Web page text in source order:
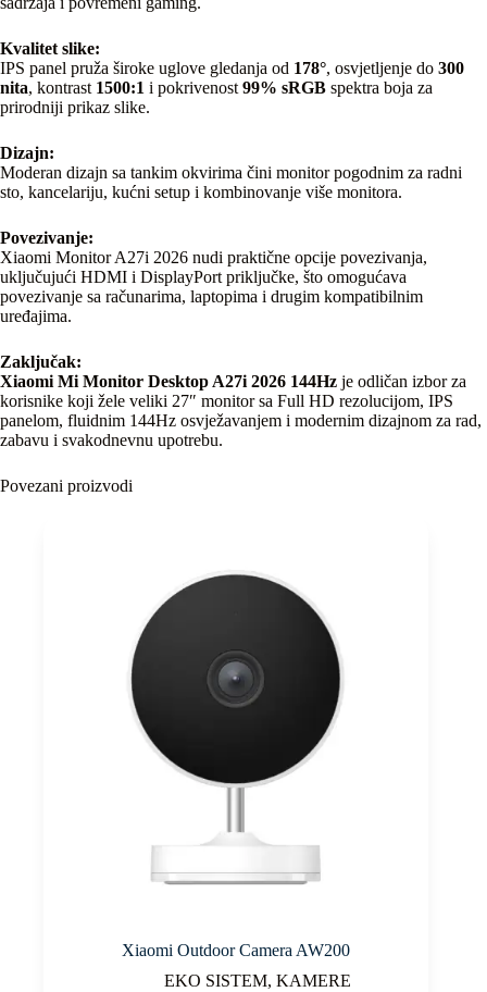
Kvalitet slike:
IPS panel pruža široke uglove gledanja od 178°, osvjetljenje do 300
nita, kontrast 1500:1 i pokrivenost 99% sRGB spektra boja za
prirodniji prikaz slike.
Dizajn:
Moderan dizajn sa tankim okvirima čini monitor pogodnim za radni
sto, kancelariju, kućni setup i kombinovanje više monitora.
Povezivanje:
Xiaomi Monitor A27i 2026 nudi praktične opcije povezivanja,
uključujući HDMI i DisplayPort priključke, što omogućava
povezivanje sa računarima, laptopima i drugim kompatibilnim
uređajima.
Zaključak:
Xiaomi Mi Monitor Desktop A27i 2026 144Hz je odličan izbor za
korisnike koji žele veliki 27″ monitor sa Full HD rezolucijom, IPS
panelom, fluidnim 144Hz osvježavanjem i modernim dizajnom za rad,
zabavu i svakodnevnu upotrebu.
Povezani proizvodi
Xiaomi Outdoor Camera AW200
EKO SISTEM,KAMERE